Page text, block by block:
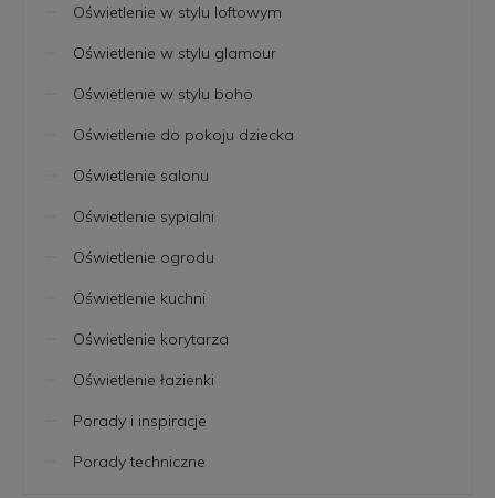
Oświetlenie w stylu loftowym
Oświetlenie w stylu glamour
Oświetlenie w stylu boho
Oświetlenie do pokoju dziecka
Oświetlenie salonu
Oświetlenie sypialni
Oświetlenie ogrodu
Oświetlenie kuchni
Oświetlenie korytarza
Oświetlenie łazienki
Porady i inspiracje
Porady techniczne